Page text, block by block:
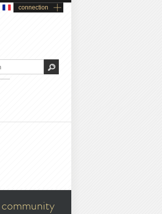
connection